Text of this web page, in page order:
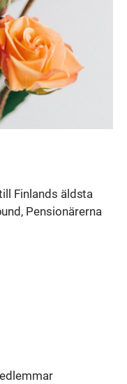
Finlands äldsta
Pensionärerna